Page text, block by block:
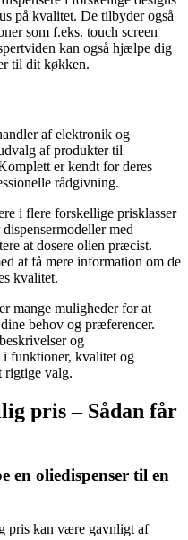
på kvalitet. De tilbyder også
som f.eks. touch screen
kan også hjælpe dig
til dit køkken.
af elektronik og
af produkter til
er kendt for deres
rådgivning.
i flere forskellige prisklasser
med
at dosere olien præcist.
at få mere information om de
kvalitet.
mange muligheder for at
behov og præferencer.
og
i funktioner, kvalitet og
rigtige valg.
pris – Sådan får
en oliedispenser til en
pris kan være gavnligt af